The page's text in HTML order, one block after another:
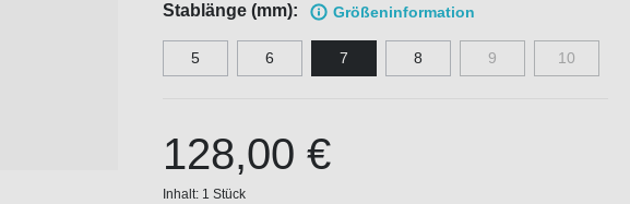
Stablänge (mm): Größeninformation
5 6 7 8 9 10
128,00 €
Inhalt: 1 Stück